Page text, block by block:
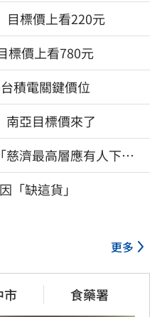
標價上看220元
標價上看780元
積電關鍵價位
亞目標價來了
慈濟最高層應有人下
「缺這貨」
更多
市 食藥署